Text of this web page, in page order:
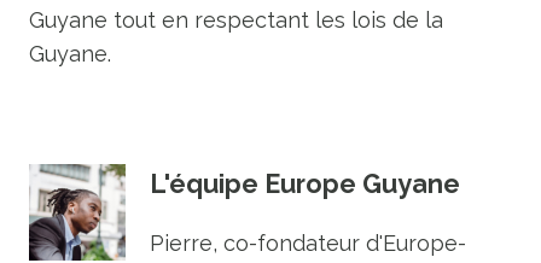
Guyane tout en respectant les lois de la
Guyane.
L'équipe Europe Guyane
Pierre, co-fondateur d'Europe-